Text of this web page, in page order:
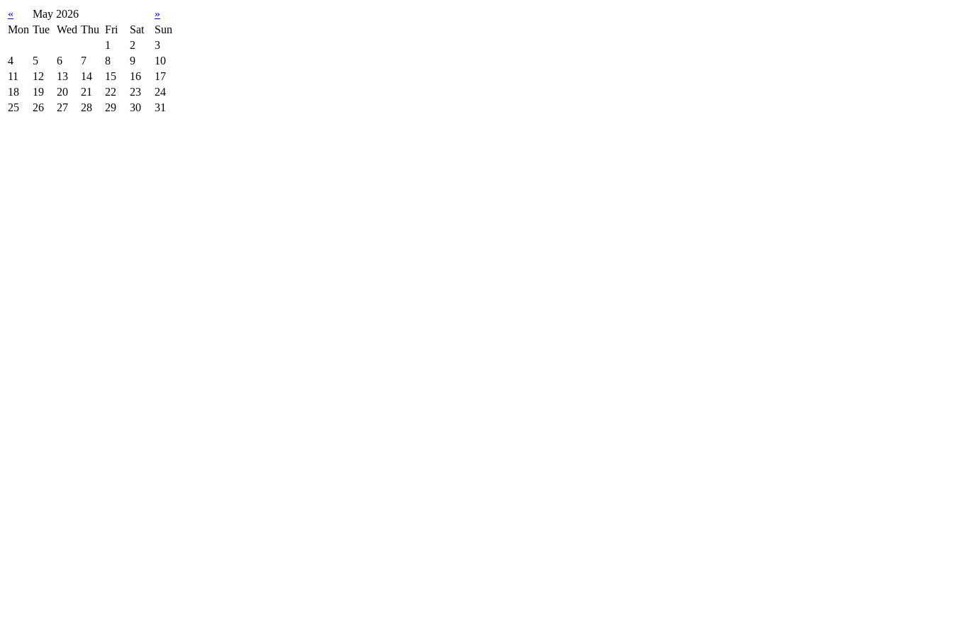
« May 2026
»
Mon Tue Wed Thu Fri Sat
Sun
1
2
3
4
5 6 7 8 9
10
11
12 13 14 15 16
17
18
19 20 21 22 23
24
25
26 27 28 29 30 31